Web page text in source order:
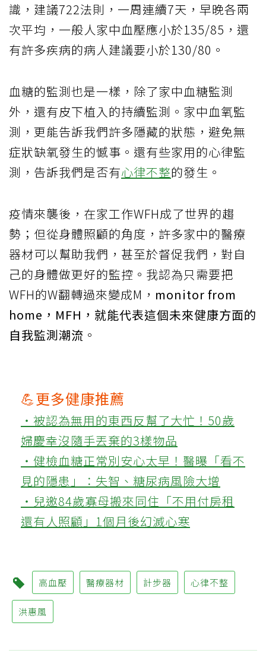
識，建議722法則，一周連續7天，早晚各兩
次平均，一般人家中血壓應小於135/85，還
有許多疾病的病人建議要小於130/80。
血糖的監測也是一樣，除了家中血糖監測
外，還有皮下植入的持續監測。家中血氧監
測，更能告訴我們許多隱藏的狀態，避免無
症狀缺氧發生的憾事。還有些家用的心律監
測，告訴我們是否有心律不整的發生。
疫情來襲後，在家工作WFH成了世界的趨
勢；但從身體照顧的角度，許多家中的醫療
器材可以幫助我們，甚至於督促我們，對自
己的身體做更好的監控。我認為只需要把
WFH的W翻轉過來變成M， monitor from
home，MFH，就能代表這個未來健康方面的
自我監測潮流 。
💪更多健康推薦
‧被認為無用的東西反幫了大忙！50歲
婦慶幸沒隨手丟棄的3樣物品
‧健檢血糖正常別安心太早！醫曝「看不
見的隱患」：失智、糖尿病風險大增
‧兒邀84歲寡母搬來同住「不用付房租
還有人照顧」1個月後幻滅心寒
高血壓 醫療器材 計步器 心律不整
洪惠風